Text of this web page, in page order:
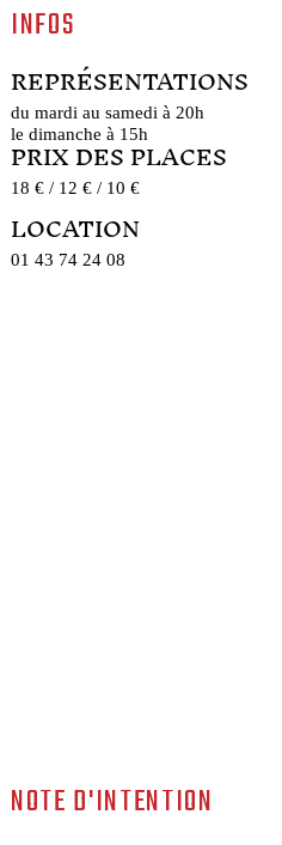
INFOS
REPRÉSENTATIONS
du mardi au samedi à 20h
le dimanche à 15h
PRIX DES PLACES
18 € / 12 € / 10 €
LOCATION
01 43 74 24 08
NOTE D'INTENTION